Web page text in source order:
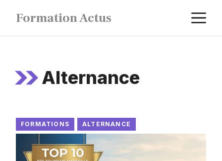
contenu
Formation Actus
Alternance
FORMATIONS ALTERNANCE